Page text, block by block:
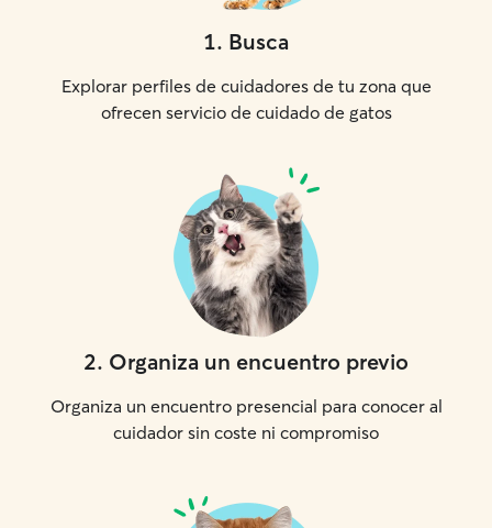
1. Busca
Explorar perfiles de cuidadores de tu zona que
ofrecen servicio de cuidado de gatos
2. Organiza un encuentro previo
Organiza un encuentro presencial para conocer al
cuidador sin coste ni compromiso